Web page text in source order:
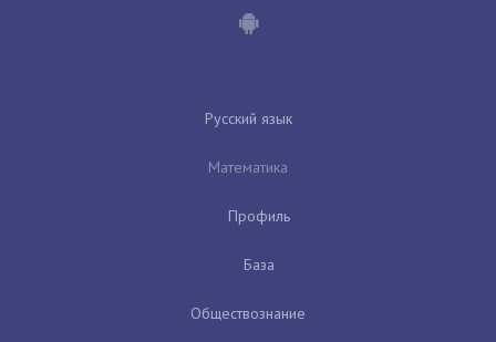
Русский язык
Математика
Профиль
База
Обществознание